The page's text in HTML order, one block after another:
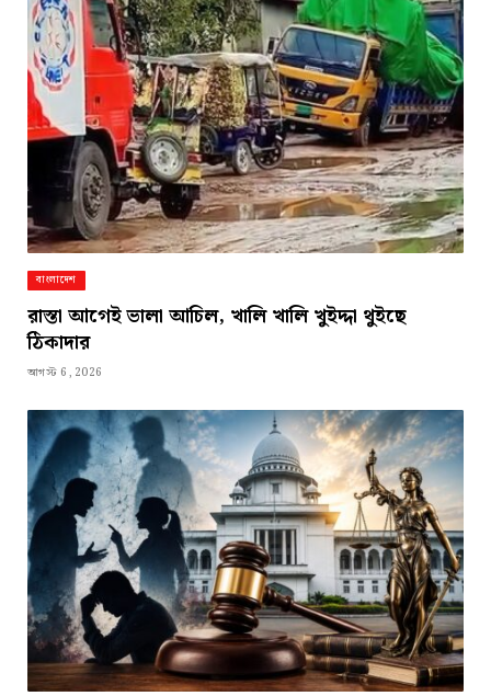
বাংলাদেশ
রাস্তা আগেই ভালা আচিল, খালি খালি খুইদ্দা থুইছে
ঠিকাদার
আগস্ট 6, 2026